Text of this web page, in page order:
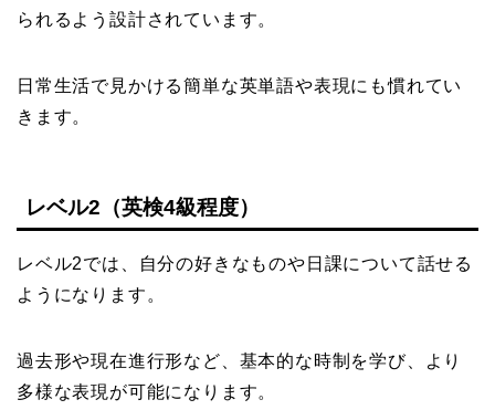
られるよう設計されています。
日常生活で見かける簡単な英単語や表現にも慣れてい
きます。
レベル2（英検4級程度）
レベル2では、自分の好きなものや日課について話せる
ようになります。
過去形や現在進行形など、基本的な時制を学び、より
多様な表現が可能になります。